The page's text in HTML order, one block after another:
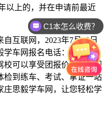
以上的，并在申请前最近
互联网，2023年7月30日
车网报名电话：0311-
校可以享受团报价格，我们
检到练车、考试、拿证一站
庄思毅学车网，让您轻松学
C1本怎么收费？